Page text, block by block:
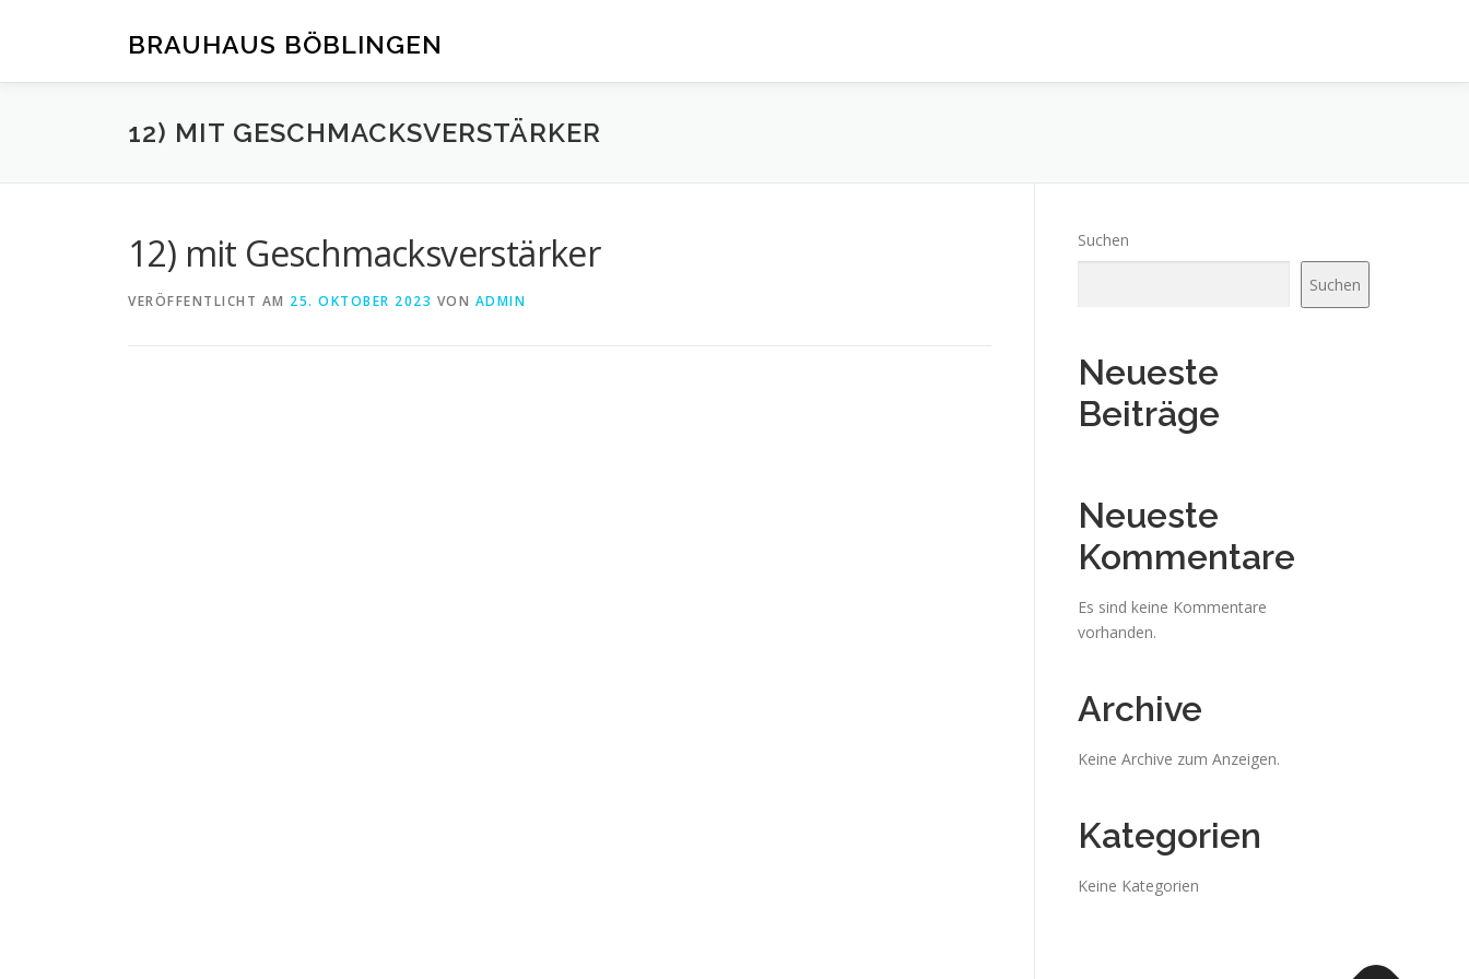
BRAUHAUS BÖBLINGEN
12) MIT GESCHMACKSVERSTÄRKER
12) mit Geschmacksverstärker
VERÖFFENTLICHT AM 25. OKTOBER 2023 VON ADMIN
Suchen
Suchen
Neueste
Beiträge
Neueste
Kommentare
Es sind keine Kommentare
vorhanden.
Archive
Keine Archive zum Anzeigen.
Kategorien
Keine Kategorien